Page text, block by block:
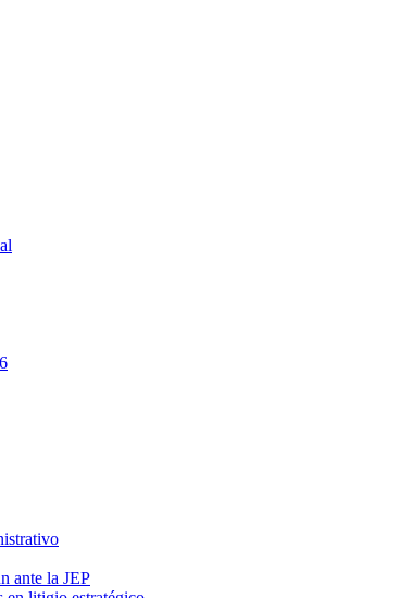
ante la JEP